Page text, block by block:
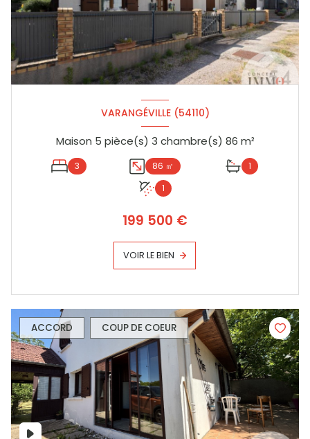
VARANGÉVILLE (54110)
Maison 5 pièce(s) 3 chambre(s) 86 m²
3 86 ㎡
1
1
199 500 €
VOIR LE BIEN
ACCORD COUP DE COEUR